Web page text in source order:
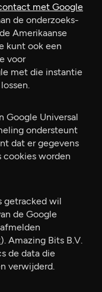
met Google
de onderzoeks-
Amerikaanse
kunt ook een
voor
met die instantie
Google Universal
ondersteunt
dat er gegevens
cookies worden
getracked wil
de Google
). Amazing Bits B.V.
de data die
verwijderd.